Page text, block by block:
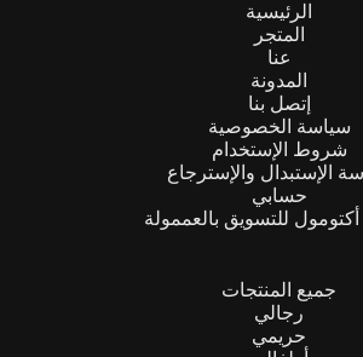
الرئيسية
المتجر
عنا
المدونة
إتصل بنا
سياسة الخصوصية
شروط الإستخدام
الإستبدال والإسترجاع
حسابي
أكتومول للتسويق بالعممولة
جميع المنتجات
رجالي
حريمي